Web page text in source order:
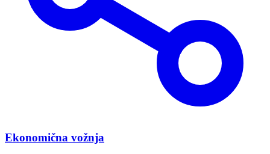
Ekonomična vožnja